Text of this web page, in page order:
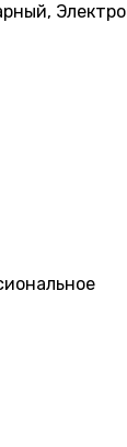
, Электро